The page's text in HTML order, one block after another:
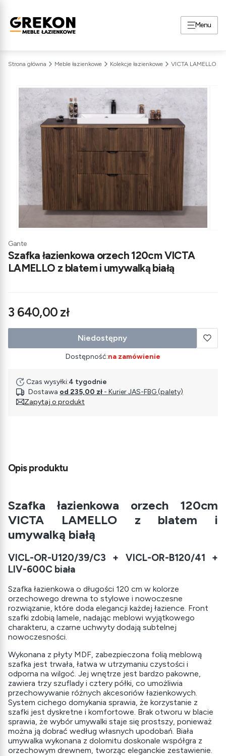
Menu
Strona główna Meble łazienkowe Kolekcje łazienkowe VICTA LAMELLO
Gante
Szafka łazienkowa orzech 120cm VICTA
LAMELLO z blatem i umywalką białą
Cena
3 640,00 zł
Niedostępny
Dostępność:na zamówienie
Czas wysyłki:4 tygodnie
Dostawa od 235,00 zł - Kurier JAS-FBG (palety)
Zapytaj o produkt
Opis produktu
Szafka łazienkowa orzech 120cm
VICTA LAMELLO z blatem i
umywalką białą
VICL-OR-U120/39/C3 + VICL-OR-B120/41 +
LIV-600C biała
Szafka łazienkowa o długości 120 cm w kolorze
orzechowego drewna to stylowe i nowoczesne
rozwiązanie, które doda elegancji każdej łazience. Front
szafki zdobią lamele, nadając meblowi wyjątkowego
charakteru, a czarne uchwyty dodają subtelnej
nowoczesności.
Wykonana z płyty MDF, zabezpieczona folią meblową
szafka jest trwała, łatwa w utrzymaniu czystości i
odporna na wilgoć. Jej wnętrze jest bardzo pakowne,
zawiera trzy szuflady i cztery półki, co umożliwia
przechowywanie różnych akcesoriów łazienkowych.
System cichego domykania sprawia, że korzystanie z
szafki jest dyskretne i komfortowe. Brak otworu w blacie
sprawia, że wybór umywalki staje się prostszy, ponieważ
można ją dobrać według własnych upodobań. Biała
umywalka wykonana z dolomitu doskonale współgra z
orzechowym drewnem, tworząc eleganckie zestawienie.